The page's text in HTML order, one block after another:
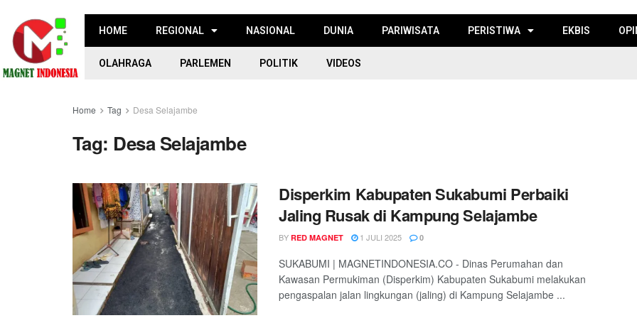
HOME REGIONAL NASIONAL DUNIA PARIWISATA PERISTIWA EKBIS
OLAHRAGA PARLEMEN POLITIK VIDEOS
Home Tag Desa Selajambe
Tag: Desa Selajambe
Disperkim Kabupaten Sukabumi Perbaiki
Jaling Rusak di Kampung Selajambe
BY RED MAGNET 1 JULI 2025 0
SUKABUMI | MAGNETINDONESIA.CO - Dinas Perumahan dan
Kawasan Permukiman (Disperkim) Kabupaten Sukabumi melakukan
pengaspalan jalan lingkungan (jaling) di Kampung Selajambe ...